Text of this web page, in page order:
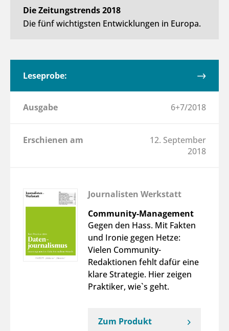
Die Zeitungstrends 2018
Die fünf wichtigsten Entwicklungen in Europa.
Leseprobe:
Ausgabe 6+7/2018
Erschienen am
12. September
2018
Journalisten Werkstatt
Community-Management
Gegen den Hass. Mit Fakten
und Ironie gegen Hetze:
Vielen Community-
Redaktionen fehlt dafür eine
klare Strategie. Hier zeigen
Praktiker, wie`s geht.
Zum Produkt